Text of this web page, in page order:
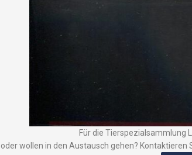
Für die Tierspezialsammlung
wollen in den Austausch gehen? Kontaktieren